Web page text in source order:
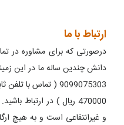
ارتباط با ما
درصورتی که برای مشاوره در
دانش چندین ساله ما در این
9099075303 ( تماس
470000 ریال ) در
و غیرانتفاعی است و به هیچ